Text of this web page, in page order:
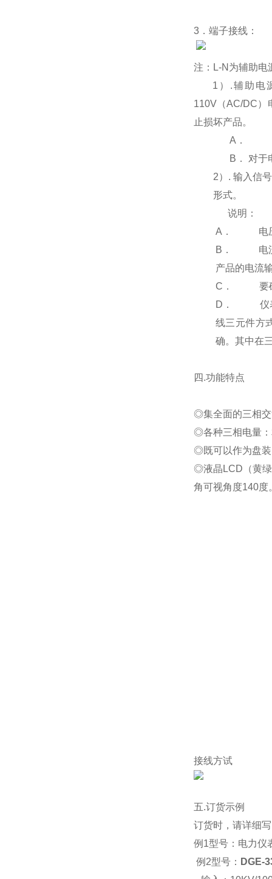
3 ．端子接线：
注：L-N为辅助电
1 ） .辅助电
110V （AC/DC）
止损坏产品。
A ．
B ．
对于
2） .输入信
形式。
说明：
A ．
电
B ．
电
产品的电流
C ．
要
D ．
仪
线三元件方
确。其中在
四.功能特点
◎集全面的三相交
◎各种三相电量：
◎既可以作为盘装
◎液晶LCD（黄绿
角可视角度140度
接线方试
五.订货示例
订货时，请详细
例1型号： 电力仪
例2型号： DGE-